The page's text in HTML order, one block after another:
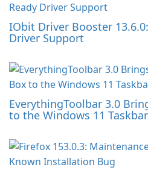
IObit Driver Booster
Driver Support
EverythingToolbar 3.0
to the Windows 11 Taskbar